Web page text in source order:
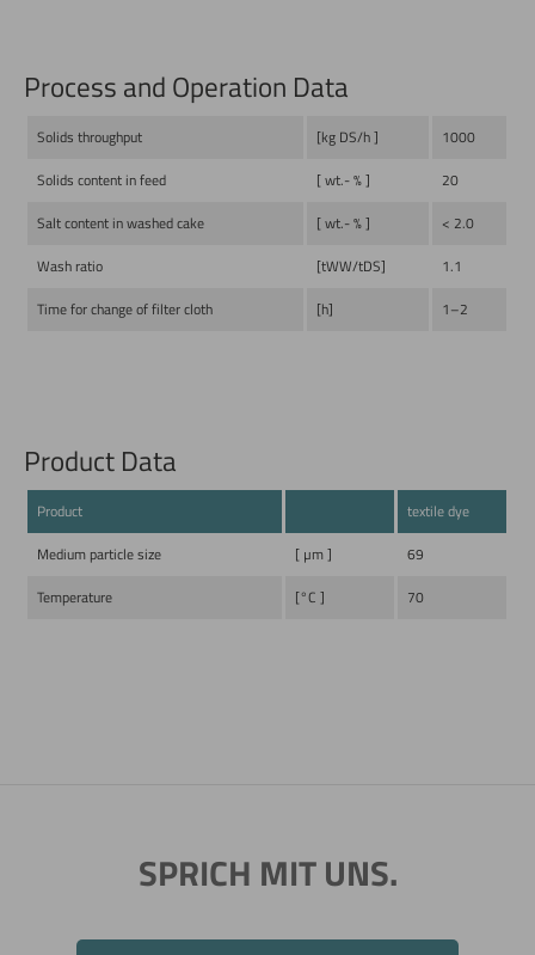
Process and Operation Data
Solids throughput [kg DS/h ]
1000
Solids content in feed
[ wt.- % ]
20
Salt content in washed cake
[ wt.- % ]
< 2.0
Wash ratio
[tWW/tDS]
1.1
Time for change of filter cloth
[h] 1–2
Product Data
Product
textile dye
Medium particle size
[ µm ]
69
Temperature
[°C ] 70
SPRICH MIT UNS.
Jetzt direkt die gemerkte Auswahl anfragen.